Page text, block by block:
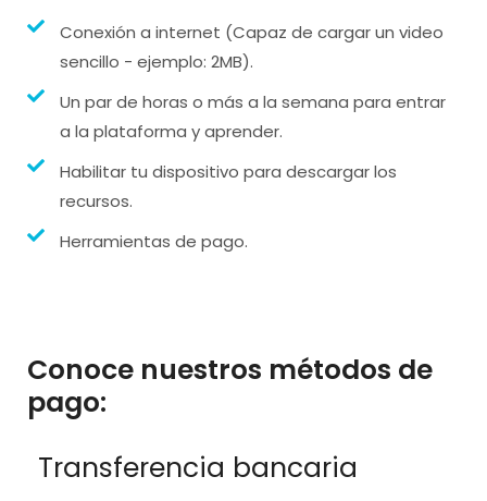
Conexión a internet (Capaz de cargar un video
sencillo - ejemplo: 2MB).
Un par de horas o más a la semana para entrar
a la plataforma y aprender.
Habilitar tu dispositivo para descargar los
recursos.
Herramientas de pago.
Conoce nuestros métodos de
pago:
Transferencia bancaria